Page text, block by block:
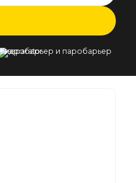
Гидробарьер и паробарьер